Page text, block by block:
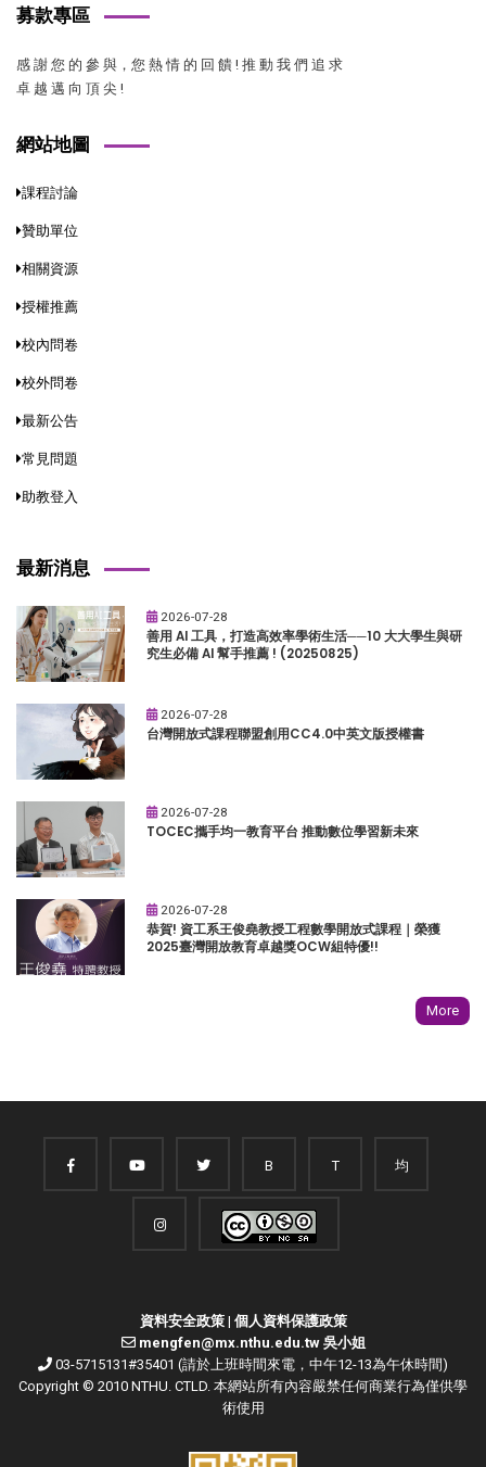
募款專區
感 謝 您 的 參 與，您 熱 情 的 回 饋 ! 推 動 我 們 追 求
卓 越 邁 向 頂 尖 !
網站地圖
課程討論
贊助單位
相關資源
授權推薦
校內問卷
校外問卷
最新公告
常見問題
助教登入
最新消息
2026-07-28
善用 AI 工具，打造高效率學術生活──10 大大學生與研
究生必備 AI 幫手推薦 ! (20250825)
2026-07-28
台灣開放式課程聯盟創用CC4.0中英文版授權書
2026-07-28
TOCEC攜手均一教育平台 推動數位學習新未來
2026-07-28
恭賀! 資工系王俊堯教授工程數學開放式課程｜榮獲
2025臺灣開放教育卓越獎OCW組特優!!
More
B T 均
資料安全政策| 個人資料保護政策
mengfen@mx.nthu.edu.tw 吳小姐
03-5715131#35401 (請於上班時間來電，中午12-13為午休時間)
Copyright © 2010 NTHU. CTLD. 本網站所有內容嚴禁任何商業行為僅供學
術使用